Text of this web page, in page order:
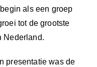
als een groep
tot de grootste
Nederland.
presentatie was de